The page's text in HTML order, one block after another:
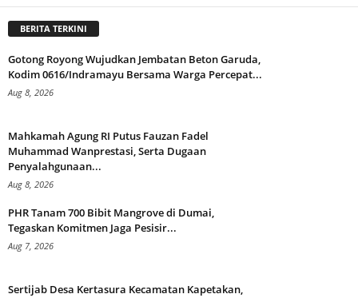
BERITA TERKINI
Gotong Royong Wujudkan Jembatan Beton Garuda,
Kodim 0616/Indramayu Bersama Warga Percepat...
Aug 8, 2026
Mahkamah Agung RI Putus Fauzan Fadel
Muhammad Wanprestasi, Serta Dugaan
Penyalahgunaan...
Aug 8, 2026
PHR Tanam 700 Bibit Mangrove di Dumai,
Tegaskan Komitmen Jaga Pesisir...
Aug 7, 2026
Sertijab Desa Kertasura Kecamatan Kapetakan,